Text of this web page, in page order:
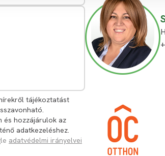
tájékoztatást
és hozzájárulok az
adatkezeléshez.
adatvédelmi irányelvei